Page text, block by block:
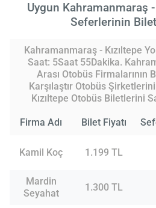
Uygun Kahramanmaraş -
Seferlerinin
Kahramanmaraş - Kızıltepe
Saat: 5Saat 55Dakika.
Arası Otobüs Firmalarının
Karşılaştır Otobüs
Kızıltepe Otobüs Biletlerini
Firma Adı Bilet Fiyatı
Kamil Koç 1.199 TL
Mardin
Seyahat
1.300 TL